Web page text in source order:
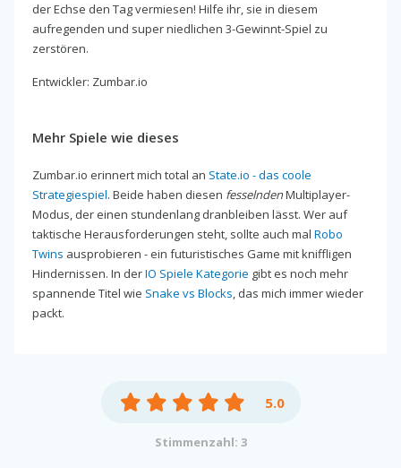
der Echse den Tag vermiesen! Hilfe ihr, sie in diesem
aufregenden und super niedlichen 3-Gewinnt-Spiel zu
zerstören.
Entwickler: Zumbar.io
Mehr Spiele wie dieses
Zumbar.io erinnert mich total an State.io - das coole
Strategiespiel. Beide haben diesen fesselndenMultiplayer-
Modus, der einen stundenlang dranbleiben lässt. Wer auf
taktische Herausforderungen steht, sollte auch mal Robo
Twins ausprobieren - ein futuristisches Game mit kniffligen
Hindernissen. In derIO Spiele Kategorie gibt es noch mehr
spannende Titel wie Snake vs Blocks, das mich immer wieder
packt.
5.0
Stimmenzahl: 3